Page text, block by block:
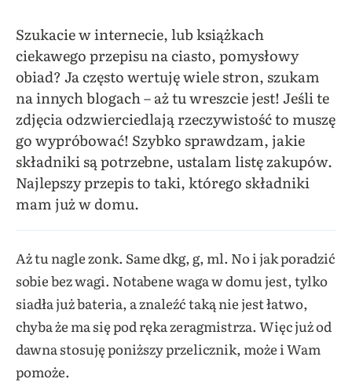
Szukacie w internecie, lub książkach
ciekawego przepisu na ciasto, pomysłowy
obiad? Ja często wertuję wiele stron, szukam
na innych blogach – aż tu wreszcie jest! Jeśli te
zdjęcia odzwierciedlają rzeczywistość to muszę
go wypróbować! Szybko sprawdzam, jakie
składniki są potrzebne, ustalam listę zakupów.
Najlepszy przepis to taki, którego składniki
mam już w domu.
Aż tu nagle zonk. Same dkg, g, ml. No i jak poradzić
sobie bez wagi. Notabene waga w domu jest, tylko
siadła już bateria, a znaleźć taką nie jest łatwo,
chyba że ma się pod ręka zeragmistrza. Więc już od
dawna stosuję poniższy przelicznik, może i Wam
pomoże.